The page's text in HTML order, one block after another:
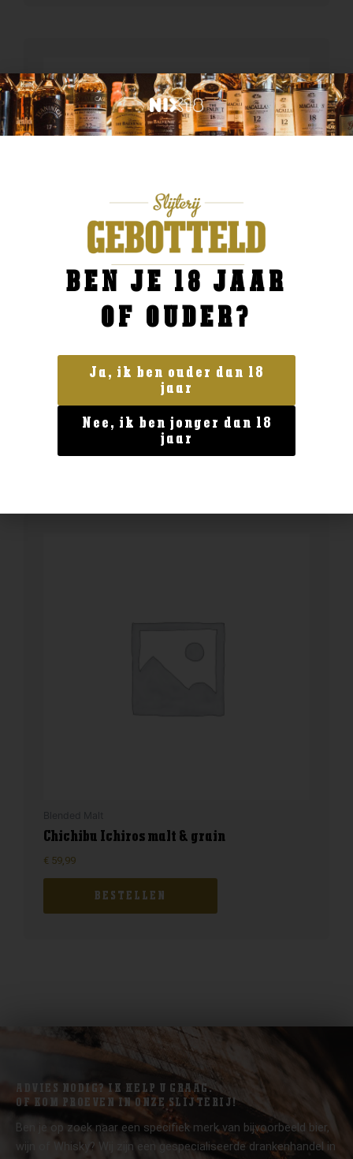
Claxton’s Warehouse No.1 Ardmore 2009
144,99
BESTELLEN
Chichibu Ichiros malt & grain
€ 59,99
BESTELLEN
ADVIES NODIG? IK HELP U GRAAG.
OF KOM PROEVEN IN ONZE SLIJTERIJ!
Ben je op zoek naar een specifiek merk van bijvoorbeeld bier,
wijn of Whisky? Wij zijn een gespecialiseerde drankenhandel in
BEN JE 18 JAAR
OF OUDER?
Ja, ik ben ouder dan 18
jaar
Nee, ik ben jonger dan 18
jaar